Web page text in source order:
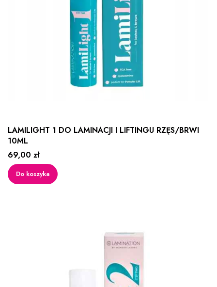
LAMILIGHT 1 DO LAMINACJI I LIFTINGU RZĘS/BRWI
10ML
Cena
69,00 zł
Do koszyka